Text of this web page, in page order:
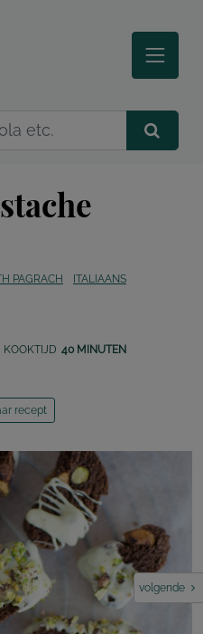
PAGRACH ITALIAANS
KOOKTIJD 40 MINUTEN
recept
volgende